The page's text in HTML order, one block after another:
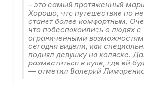
– это самый протяженный
Хорошо, что путешествие по
станет более комфортным.
что побеспокоились о людях с
ограниченными
сегодня видели, как
поднял девушку на коляске.
разместиться в купе, где ей
— отметил Валерий